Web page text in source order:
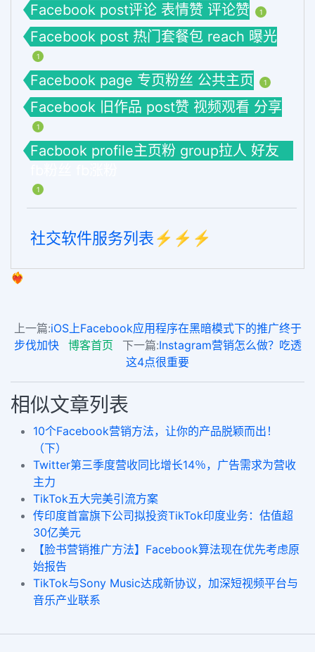
Facebook post评论 表情赞 评论赞 1
Facebook post 热门套餐包 reach 曝光
1
Facebook page 专页粉丝 公共主页 1
Facebook 旧作品 post赞 视频观看 分享
1
Facbook profile主页粉 group拉人 好友
1
社交软件服务列表⚡️⚡️⚡️
❤️‍🔥
上一篇:iOS上Facebook应用程序在黑暗模式下的推广终于
步伐加快
博客首页 下一篇:Instagram营销怎么做？吃透
这4点很重要
相似文章列表
10个Facebook营销方法，让你的产品脱颖而出！
（下）
Twitter第三季度营收同比增长14％，广告需求为营收
主力
TikTok五大完美引流方案
传印度首富旗下公司拟投资TikTok印度业务：估值超
30亿美元
【脸书营销推广方法】Facebook算法现在优先考虑原
始报告
TikTok与Sony Music达成新协议，加深短视频平台与
音乐产业联系